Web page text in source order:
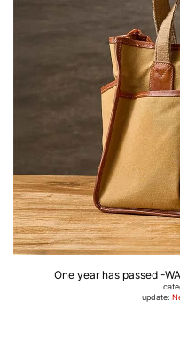
One year has passed -
update: